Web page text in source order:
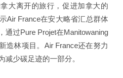
大离开的旅行，促进加拿大的
Air France在安大略省汇总群体
通过Pure Projet在Manitowaning
造林项目。Air France还在努力
减少碳足迹的一部分。